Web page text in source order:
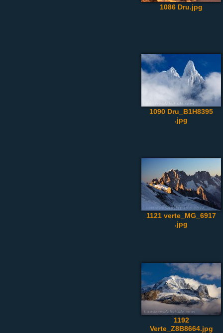
1086 Dru.jpg
1090 Dru_B1H8395
.jpg
1121 verte_MG_6917
.jpg
1192
Verte_Z8B8664.jpg